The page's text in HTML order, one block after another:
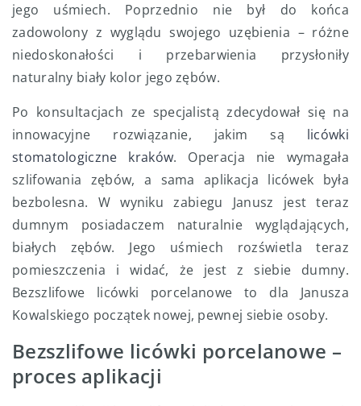
jego uśmiech. Poprzednio nie był do końca
zadowolony z wyglądu swojego uzębienia – różne
niedoskonałości i przebarwienia przysłoniły
naturalny biały kolor jego zębów.
Po konsultacjach ze specjalistą zdecydował się na
innowacyjne rozwiązanie, jakim są licówki
stomatologiczne kraków. Operacja nie wymagała
szlifowania zębów, a sama aplikacja licówek była
bezbolesna. W wyniku zabiegu Janusz jest teraz
dumnym posiadaczem naturalnie wyglądających,
białych zębów. Jego uśmiech rozświetla teraz
pomieszczenia i widać, że jest z siebie dumny.
Bezszlifowe licówki porcelanowe to dla Janusza
Kowalskiego początek nowej, pewnej siebie osoby.
Bezszlifowe licówki porcelanowe –
proces aplikacji